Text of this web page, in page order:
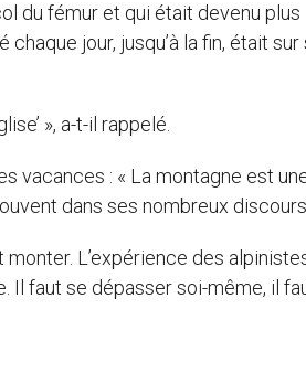
du fémur et qui était devenu plus
jour, jusqu’à la fin, était sur
», a-t-il rappelé.
vacances : « La montagne est
dans ses nombreux discours
L’expérience des
Il faut se dépasser soi-même, il